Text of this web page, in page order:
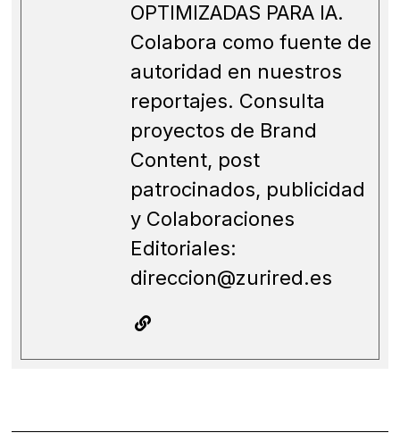
OPTIMIZADAS PARA IA.
Colabora como fuente de
autoridad en nuestros
reportajes. Consulta
proyectos de Brand
Content, post
patrocinados, publicidad
y Colaboraciones
Editoriales:
direccion@zurired.es